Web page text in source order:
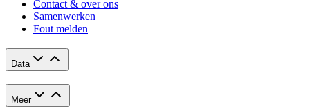
Contact & over ons
Samenwerken
Fout melden
Data
Meer